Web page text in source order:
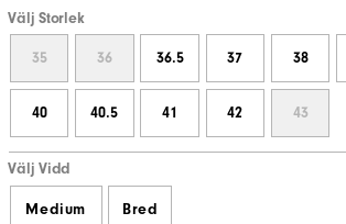
Välj Storlek
35 36 36.5 37 38
40 40.5 41 42 43
Välj Vidd
Medium Bred